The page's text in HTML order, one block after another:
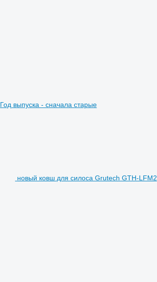
Год выпуска - сначала старые
новый ковш для силоса Grutech GTH-LFM2